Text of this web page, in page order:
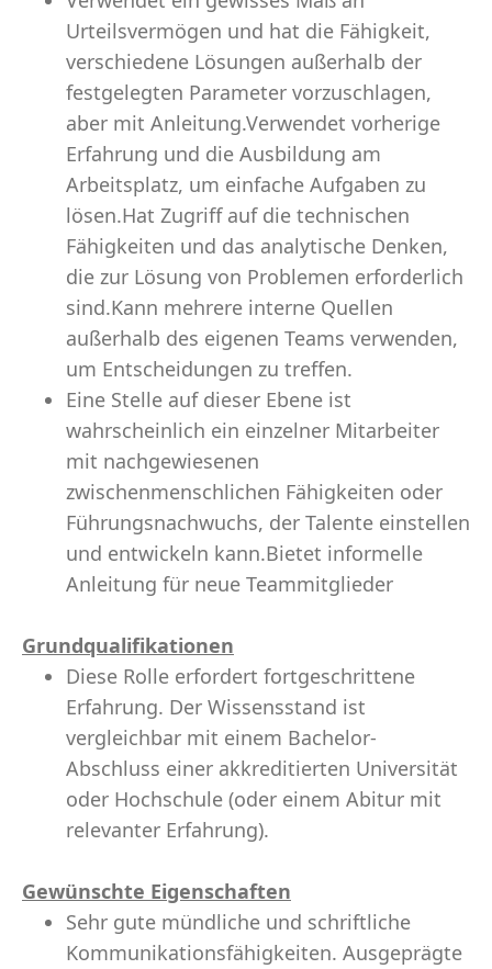
Urteilsvermögen und hat die Fähigkeit,
verschiedene Lösungen außerhalb der
festgelegten Parameter vorzuschlagen,
aber mit Anleitung.Verwendet vorherige
Erfahrung und die Ausbildung am
Arbeitsplatz, um einfache Aufgaben zu
lösen.Hat Zugriff auf die technischen
Fähigkeiten und das analytische Denken,
die zur Lösung von Problemen erforderlich
sind.Kann mehrere interne Quellen
außerhalb des eigenen Teams verwenden,
um Entscheidungen zu treffen.
Eine Stelle auf dieser Ebene ist
wahrscheinlich ein einzelner Mitarbeiter
mit nachgewiesenen
zwischenmenschlichen Fähigkeiten oder
Führungsnachwuchs, der Talente einstellen
und entwickeln kann.Bietet informelle
Anleitung für neue Teammitglieder
Grundqualifikationen
Diese Rolle erfordert fortgeschrittene
Erfahrung. Der Wissensstand ist
vergleichbar mit einem Bachelor-
Abschluss einer akkreditierten Universität
oder Hochschule (oder einem Abitur mit
relevanter Erfahrung).
Gewünschte Eigenschaften
Sehr gute mündliche und schriftliche
Kommunikationsfähigkeiten. Ausgeprägte